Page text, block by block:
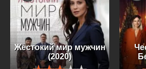
Жестокий мир мужчин
(2020)